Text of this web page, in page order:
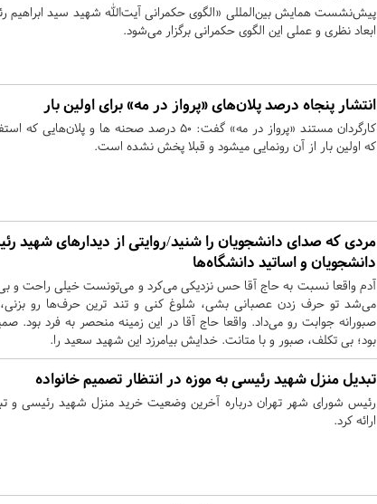
پیش‌نشست همایش بین‌المللی «الگوی حکمرانی آیت‌الله شهید سید ابراهیم
ابعاد نظری و عملی این الگوی حکمرانی برگزار می‌شود.
انتشار پنجاه درصد پلان‌های «پرواز در مه» برای اولین بار
کارگردان مستند «پرواز در مه» گفت: ۵۰ درصد صحنه ها
که اولین بار از آن رونمایی میشود و قبلا پخش نشده است.
مردی که صدای دانشجویان را شنید/روایتی از دیدارهای شهید
دانشجویان و اساتید دانشگاه‌ها
آدم واقعا نسبت به حاج آقا حس نزدیکی می‌کرد و می‌تونست خیلی راحت و
می‌شد تو حرف زدن عصبانی بشی، شلوغ کنی و تند ترین حرف‌ها رو بزنی،
صبورانه جوابت رو می‌داد. واقعا حاج آقا در این زمینه منحصر به فرد بود.
بود؛ بی تکلف، صبور و با متانت. خدایش بیامرزد این شهید سعید را.
تبدیل منزل شهید رئیسی به موزه در انتظار تصمیم خانواده
رئیس شورای شهر تهران درباره آخرین وضعیت خرید منزل شهید رئیسی و
ارائه کرد.